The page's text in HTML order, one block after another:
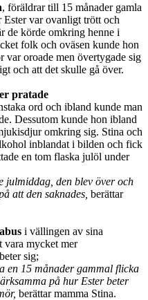
, föräldrar till 15 månader gamla
Ester var ovanligt trött och
de körde omkring henne i
folk och oväsen kunde hon
var oroade men övertygade sig
och att det skulle gå över.
pratade
ord och ibland kunde man
Dessutom kunde hon ibland
omkring sig. Stina och
inblandat i bilden och fick
en tom flaska julöl under
julmiddag, den blev över och
att den saknades, berättar
i vällingen av sina
vara mycket mer
sig;
en 15 månader gammal flicka
på hur Ester beter
berättar mamma Stina.